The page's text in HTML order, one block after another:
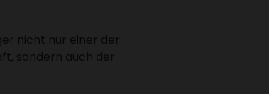
nicht nur einer der
sondern auch der